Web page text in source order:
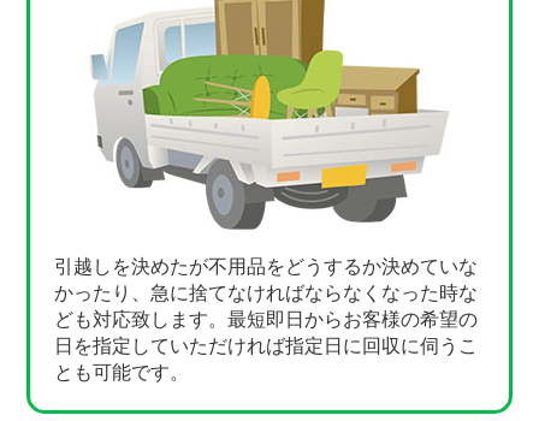
引越しを決めたが不用品をどうするか決めていな
かったり、急に捨てなければならなくなった時な
ども対応致します。最短即日からお客様の希望の
日を指定していただければ指定日に回収に伺うこ
とも可能です。